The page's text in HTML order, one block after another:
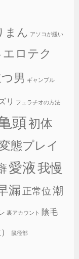
まん アソコが緩い
エロテク
男 ギャンブル
リ フェラチオの方法
頭初体
態プレイ
愛液我慢
漏 正常位潮
裏アカウント 陰毛
鼠径部